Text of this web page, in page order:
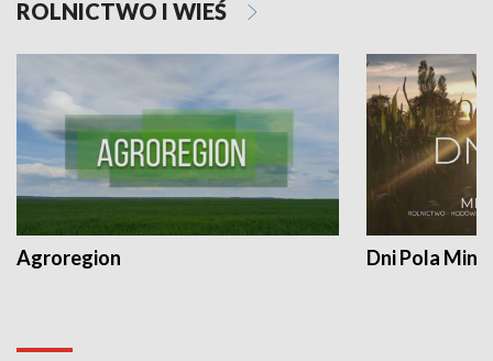
ROLNICTWO I WIEŚ
Agroregion Dni Pola